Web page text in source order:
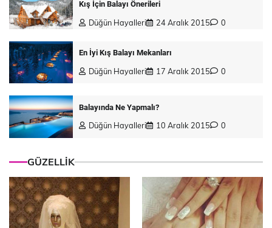
Kış İçin Balayı Önerileri
Düğün Hayalleri 24 Aralık 2015 0
En İyi Kış Balayı Mekanları
Düğün Hayalleri 17 Aralık 2015 0
Balayında Ne Yapmalı?
Düğün Hayalleri 10 Aralık 2015 0
GÜZELLİK